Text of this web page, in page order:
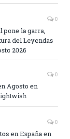
0
pone la garra,
del Leyendas
2026
0
Agosto en
0
en España en